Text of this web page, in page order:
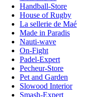
Handball-Store
House of Rugby
La sellerie de Maé
Made in Paradis
Nauti-wave
On-Fight
Padel-Expert
Pecheur-Store
Pet and Garden
Slowood Interior
Smash-Expert